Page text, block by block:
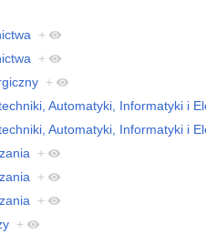
+
+
+
Automatyki, Informatyki i
Automatyki, Informatyki i
+
+
+
+